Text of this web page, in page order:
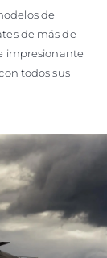
de
de más de
impresionante
todos sus